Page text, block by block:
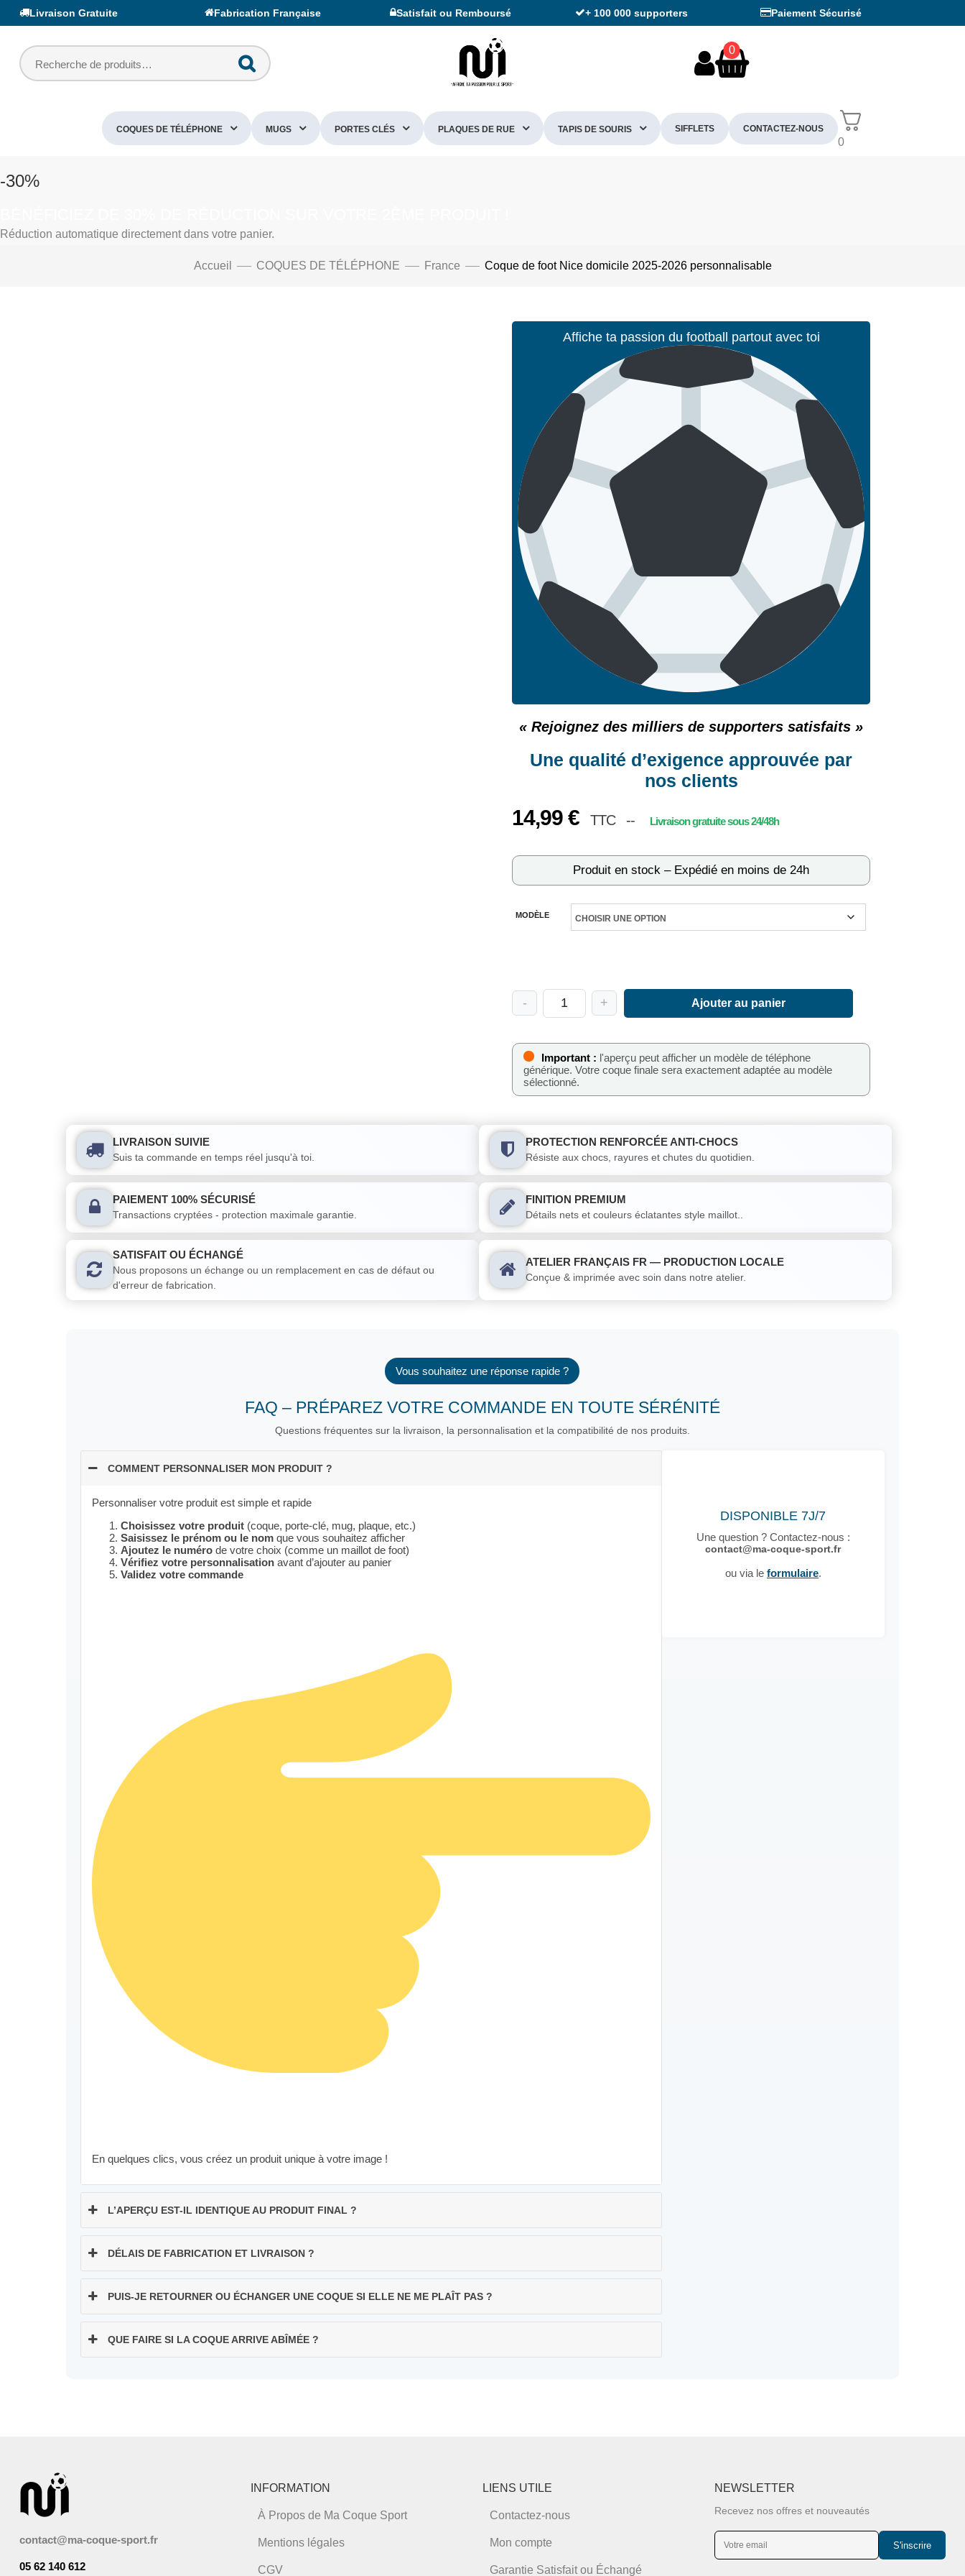
Livraison Gratuite Fabrication Française Satisfait ou Remboursé + 100 000 supporters Paiement Sécurisé
0
COQUES DE TÉLÉPHONE MUGS PORTES CLÉS PLAQUES DE RUE TAPIS DE SOURIS SIFFLETS CONTACTEZ-NOUS
0
-30%
Réduction automatique directement dans votre panier.
Accueil COQUES DE TÉLÉPHONE France Coque de foot Nice domicile 2025-2026 personnalisable
Affiche ta passion du football partout avec toi
« Rejoignez des milliers de supporters satisfaits »
Une qualité d’exigence approuvée par
nos clients
14,99€ TTC --
Produit en stock – Expédié en moins de 24h
MODÈLE
-
quantité
de
foot
Nice
domicile
2025-
+ Ajouter au panier
Important : l'aperçu peut afficher un modèle de téléphone
générique. Votre coque finale sera exactement adaptée au modèle
sélectionné.
LIVRAISON SUIVIE
Suis ta commande en temps réel jusqu'à toi.
PROTECTION RENFORCÉE ANTI-CHOCS
Résiste aux chocs, rayures et chutes du quotidien.
PAIEMENT 100% SÉCURISÉ
Transactions cryptées - protection maximale garantie.
FINITION PREMIUM
Détails nets et couleurs éclatantes style maillot..
SATISFAIT OU ÉCHANGÉ
Nous proposons un échange ou un remplacement en cas de défaut ou
d'erreur de fabrication.
ATELIER FRANÇAIS FR — PRODUCTION LOCALE
Conçue & imprimée avec soin dans notre atelier.
Vous souhaitez une réponse rapide ?
FAQ – PRÉPAREZ VOTRE COMMANDE EN TOUTE SÉRÉNITÉ
Questions fréquentes sur la livraison, la personnalisation et la compatibilité de nos produits.
COMMENT PERSONNALISER MON PRODUIT ?
Personnaliser votre produit est simple et rapide
Choisissez votre produit(coque, porte-clé, mug, plaque, etc.)
Saisissez le prénom ou le nomque vous souhaitez afficher
Ajoutez le numérode votre choix (comme un maillot de foot)
Vérifiez votre personnalisationavant d’ajouter au panier
Validez votre commande
En quelques clics, vous créez un produit unique à votre image !
L’APERÇU EST-IL IDENTIQUE AU PRODUIT FINAL ?
DÉLAIS DE FABRICATION ET LIVRAISON ?
PUIS-JE RETOURNER OU ÉCHANGER UNE COQUE SI ELLE NE ME PLAÎT PAS ?
QUE FAIRE SI LA COQUE ARRIVE ABÎMÉE ?
DISPONIBLE 7J/7
Une question ? Contactez-nous :
contact@ma-coque-sport.fr
ou via le formulaire.
contact@ma-coque-sport.fr
05 62 140 612
INFORMATION
À Propos de Ma Coque Sport
Mentions légales
CGV
LIENS UTILE
Contactez-nous
Mon compte
Garantie Satisfait ou Échangé
NEWSLETTER
Recevez nos offres et nouveautés
S'inscrire